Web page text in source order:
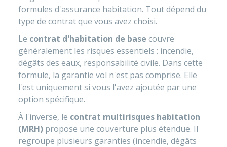
formules d'assurance habitation. Tout dépend du
type de contrat que vous avez choisi.
Le contrat d'habitation de base couvre
généralement les risques essentiels : incendie,
dégâts des eaux, responsabilité civile. Dans cette
formule, la garantie vol n'est pas comprise. Elle
l'est uniquement si vous l'avez ajoutée par une
option spécifique.
À l'inverse, le contrat multirisques habitation
(MRH) propose une couverture plus étendue. Il
regroupe plusieurs garanties (incendie, dégâts